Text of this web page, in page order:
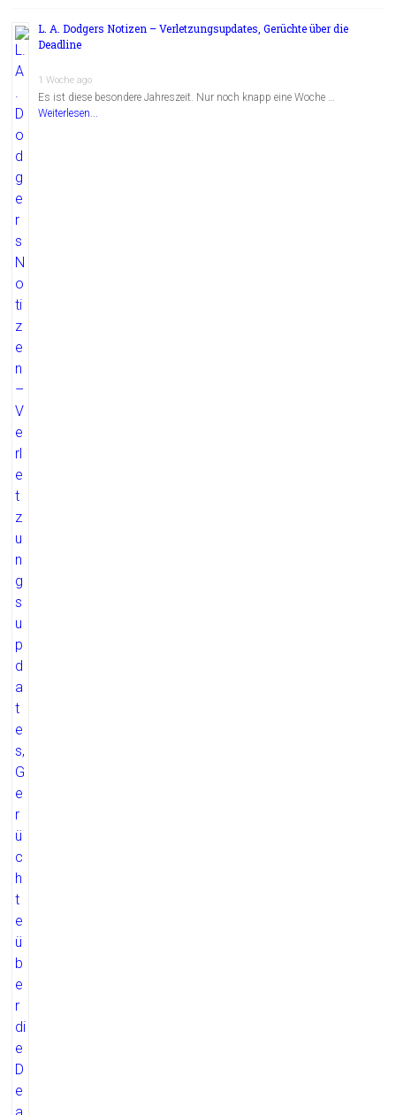
L. A. Dodgers Notizen – Verletzungsupdates, Gerüchte über die
Deadline
1 Woche ago
Es ist diese besondere Jahreszeit. Nur noch knapp eine Woche …
Weiterlesen...